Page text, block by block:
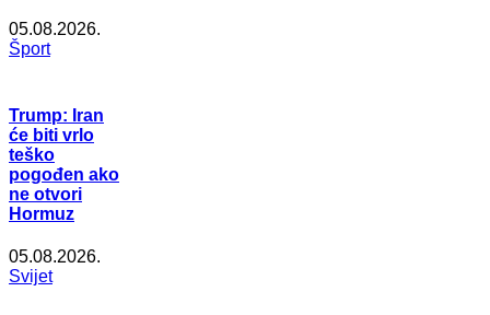
05.08.2026.
Šport
Trump: Iran
će biti vrlo
teško
pogođen ako
ne otvori
Hormuz
05.08.2026.
Svijet